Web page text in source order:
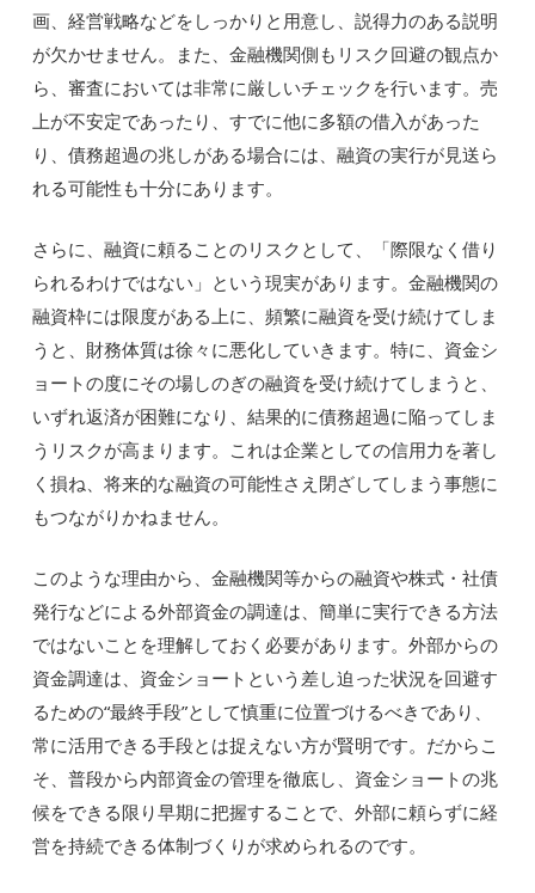
画、経営戦略などをしっかりと用意し、説得力のある説明
が欠かせません。また、金融機関側もリスク回避の観点か
ら、審査においては非常に厳しいチェックを行います。売
上が不安定であったり、すでに他に多額の借入があった
り、債務超過の兆しがある場合には、融資の実行が見送ら
れる可能性も十分にあります。
さらに、融資に頼ることのリスクとして、「際限なく借り
られるわけではない」という現実があります。金融機関の
融資枠には限度がある上に、頻繁に融資を受け続けてしま
うと、財務体質は徐々に悪化していきます。特に、資金シ
ョートの度にその場しのぎの融資を受け続けてしまうと、
いずれ返済が困難になり、結果的に債務超過に陥ってしま
うリスクが高まります。これは企業としての信用力を著し
く損ね、将来的な融資の可能性さえ閉ざしてしまう事態に
もつながりかねません。
このような理由から、金融機関等からの融資や株式・社債
発行などによる外部資金の調達は、簡単に実行できる方法
ではないことを理解しておく必要があります。外部からの
資金調達は、資金ショートという差し迫った状況を回避す
るための“最終手段”として慎重に位置づけるべきであり、
常に活用できる手段とは捉えない方が賢明です。だからこ
そ、普段から内部資金の管理を徹底し、資金ショートの兆
候をできる限り早期に把握することで、外部に頼らずに経
営を持続できる体制づくりが求められるのです。